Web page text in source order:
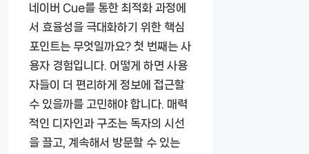
네이버 Cue를 통한 최적화 과정에
서 효율성을 극대화하기 위한 핵심
포인트는 무엇일까요? 첫 번째는 사
용자 경험입니다. 어떻게 하면 사용
자들이 더 편리하게 정보에 접근할
수 있을까를 고민해야 합니다. 매력
적인 디자인과 구조는 독자의 시선
을 끌고, 계속해서 방문할 수 있는